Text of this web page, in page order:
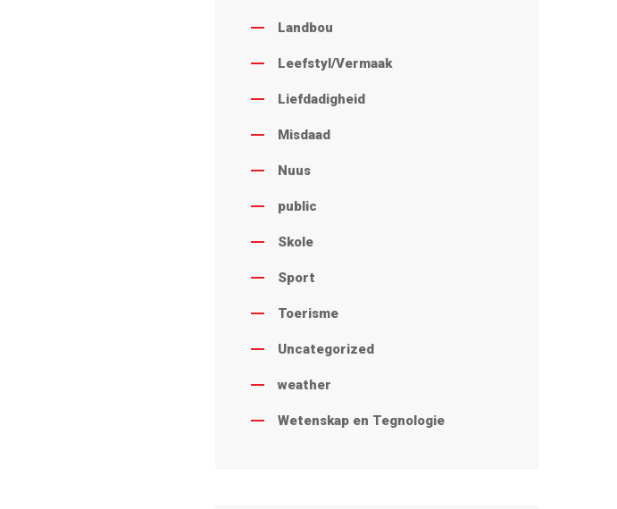
Landbou
Leefstyl/Vermaak
Liefdadigheid
Misdaad
Nuus
public
Skole
Sport
Toerisme
Uncategorized
weather
Wetenskap en Tegnologie